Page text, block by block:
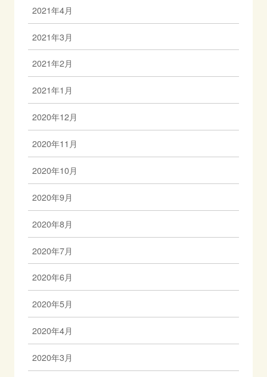
2021年4月
2021年3月
2021年2月
2021年1月
2020年12月
2020年11月
2020年10月
2020年9月
2020年8月
2020年7月
2020年6月
2020年5月
2020年4月
2020年3月